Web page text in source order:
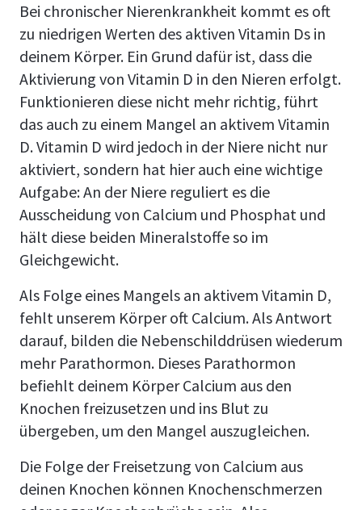
Bei chronischer Nierenkrankheit kommt es oft
zu niedrigen Werten des aktiven Vitamin Ds in
deinem Körper. Ein Grund dafür ist, dass die
Aktivierung von Vitamin D in den Nieren erfolgt.
Funktionieren diese nicht mehr richtig, führt
das auch zu einem Mangel an aktivem Vitamin
D. Vitamin D wird jedoch in der Niere nicht nur
aktiviert, sondern hat hier auch eine wichtige
Aufgabe: An der Niere reguliert es die
Ausscheidung von Calcium und Phosphat und
hält diese beiden Mineralstoffe so im
Gleichgewicht.
Als Folge eines Mangels an aktivem Vitamin D,
fehlt unserem Körper oft Calcium. Als Antwort
darauf, bilden die Nebenschilddrüsen wiederum
mehr Parathormon. Dieses Parathormon
befiehlt deinem Körper Calcium aus den
Knochen freizusetzen und ins Blut zu
übergeben, um den Mangel auszugleichen.
Die Folge der Freisetzung von Calcium aus
deinen Knochen können Knochenschmerzen